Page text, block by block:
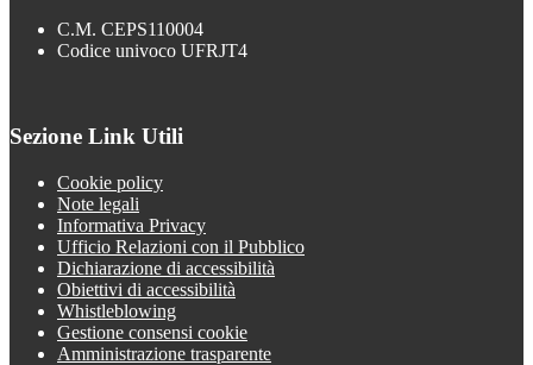
C.M. CEPS110004
Codice univoco UFRJT4
Sezione Link Utili
Cookie policy
Note legali
Informativa Privacy
Ufficio Relazioni con il Pubblico
Dichiarazione di accessibilità
Obiettivi di accessibilità
Whistleblowing
Gestione consensi cookie
Amministrazione trasparente